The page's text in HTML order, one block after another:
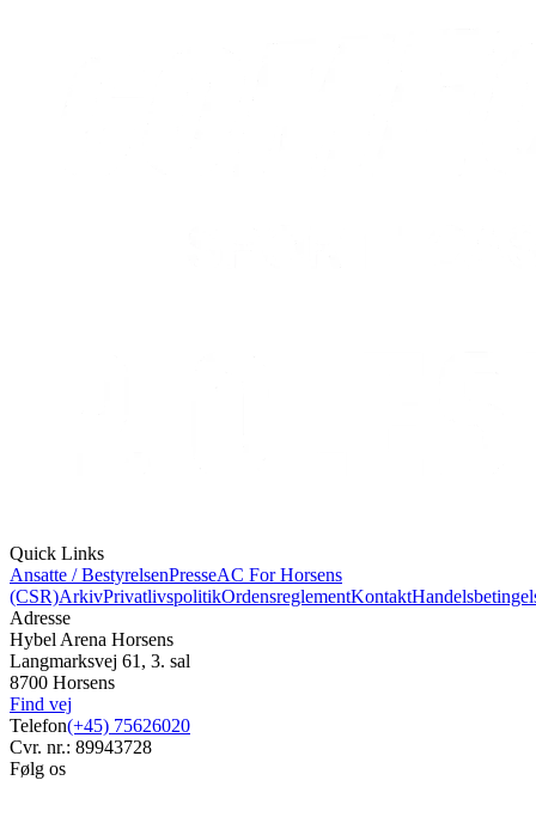
Quick Links
Ansatte / BestyrelsenPresseAC For Horsens
(CSR)ArkivPrivatlivspolitikOrdensreglementKontakt
Adresse
Hybel Arena Horsens
Langmarksvej 61, 3. sal
8700 Horsens
Find vej
Telefon(+45) 75626020
Cvr. nr.: 89943728
Følg os